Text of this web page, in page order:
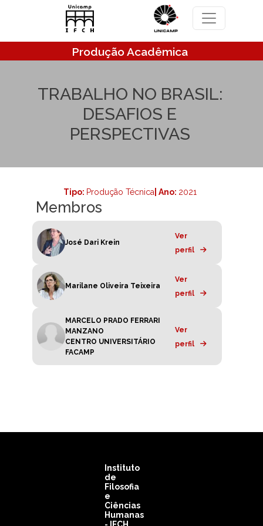
Pular para o conteúdo principal
Produção Acadêmica
TRABALHO NO BRASIL:
DESAFIOS E
PERSPECTIVAS
Tipo: Produção Técnica | Ano: 2021
Membros
José Dari Krein
Ver
perfil
Marilane Oliveira Teixeira
Ver
perfil
MARCELO PRADO FERRARI
MANZANO
CENTRO UNIVERSITÁRIO
FACAMP
Ver
perfil
Instituto
de
Filosofia
e
Ciências
Humanas